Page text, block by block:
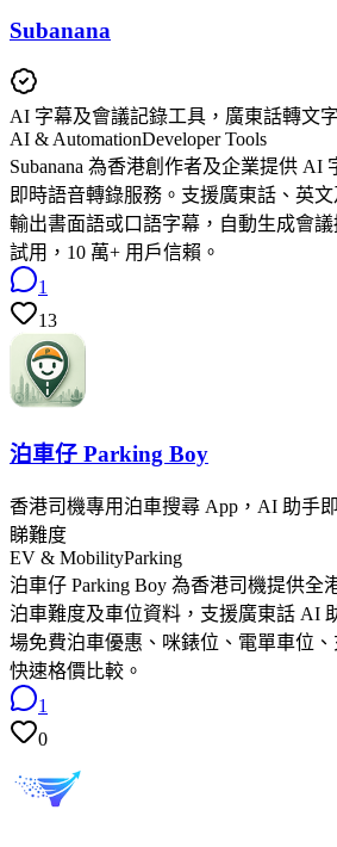
Subanana
AI 字幕及會議記錄工具，廣東話轉文
AI & AutomationDeveloper Tools
Subanana 為香港創作者及企業提供 AI
即時語音轉錄服務。支援廣東話、英
輸出書面語或口語字幕，自動生成會
試用，10 萬+ 用戶信賴。
1
13
泊車仔 Parking Boy
香港司機專用泊車搜尋 App，AI 助手
睇難度
EV & MobilityParking
泊車仔 Parking Boy 為香港司機提供全
泊車難度及車位資料，支援廣東話 AI
場免費泊車優惠、咪錶位、電單車位
快速格價比較。
1
0